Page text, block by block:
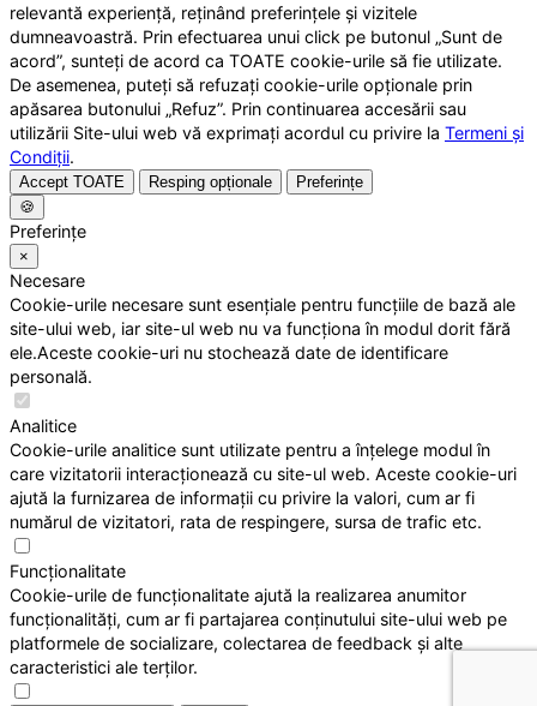
relevantă experiență, reținând preferințele și vizitele
dumneavoastră. Prin efectuarea unui click pe butonul „Sunt de
acord”, sunteți de acord ca TOATE cookie-urile să fie utilizate.
De asemenea, puteți să refuzați cookie-urile opționale prin
apăsarea butonului „Refuz”. Prin continuarea accesării sau
utilizării Site-ului web vă exprimați acordul cu privire la Termeni și
Condiții.
Accept TOATE Resping opționale
Preferințe
🍪
Preferințe
×
Necesare
Cookie-urile necesare sunt esențiale pentru funcțiile de bază ale
site-ului web, iar site-ul web nu va funcționa în modul dorit fără
ele.Aceste cookie-uri nu stochează date de identificare
personală.
Analitice
Cookie-urile analitice sunt utilizate pentru a înțelege modul în
care vizitatorii interacționează cu site-ul web. Aceste cookie-uri
ajută la furnizarea de informații cu privire la valori, cum ar fi
numărul de vizitatori, rata de respingere, sursa de trafic etc.
Funcționalitate
Cookie-urile de funcționalitate ajută la realizarea anumitor
funcționalități, cum ar fi partajarea conținutului site-ului web pe
platformele de socializare, colectarea de feedback și alte
caracteristici ale terților.